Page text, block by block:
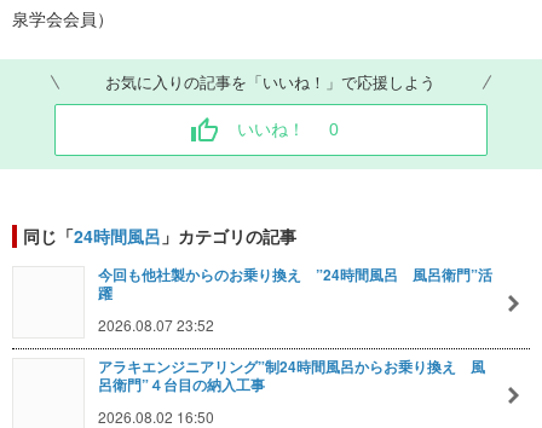
泉学会会員）
お気に入りの記事を「いいね！」で応援しよう
いいね！ 0
同じ「24時間風呂 」カテゴリの記事
今回も他社製からのお乗り換え ”24時間風呂 風呂衛門”活
躍
2026.08.07 23:52
アラキエンジニアリング”制24時間風呂からお乗り換え 風
呂衛門”４台目の納入工事
2026.08.02 16:50